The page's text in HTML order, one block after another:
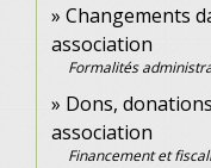
Changements
association
Formalités
Dons,
association
Financement et